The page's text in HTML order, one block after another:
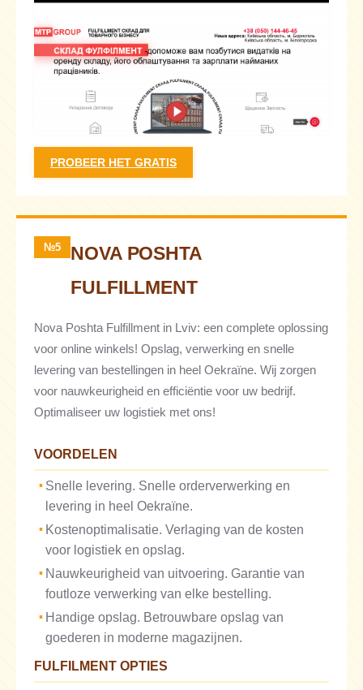
PROBEER HET GRATIS
№5
NOVA POSHTA
FULFILLMENT
Nova Poshta Fulfillment in Lviv: een complete oplossing
voor online winkels! Opslag, verwerking en snelle
levering van bestellingen in heel Oekraïne. Wij zorgen
voor nauwkeurigheid en efficiëntie voor uw bedrijf.
Optimaliseer uw logistiek met ons!
VOORDELEN
Snelle levering. Snelle orderverwerking en
levering in heel Oekraïne.
Kostenoptimalisatie. Verlaging van de kosten
voor logistiek en opslag.
Nauwkeurigheid van uitvoering. Garantie van
foutloze verwerking van elke bestelling.
Handige opslag. Betrouwbare opslag van
goederen in moderne magazijnen.
FULFILMENT OPTIES